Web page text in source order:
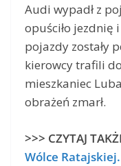
Audi wypadł z
opuściło jezdnię
pojazdy zostały
kierowcy trafili
mieszkaniec
obrażeń zmarł.
>>> CZYTAJ
Wólce